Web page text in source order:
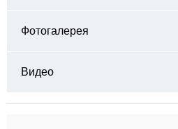
Фотогалерея
Видео